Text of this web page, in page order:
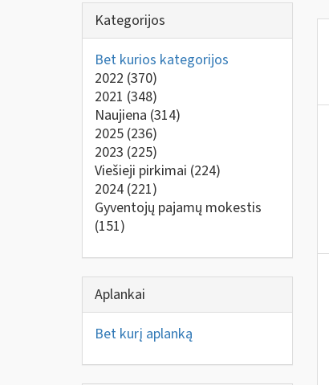
Kategorijos
Bet kurios kategorijos
2022 (370)
2021 (348)
Naujiena (314)
2025 (236)
2023 (225)
Viešieji pirkimai (224)
2024 (221)
Gyventojų pajamų mokestis
(151)
Aplankai
Bet kurį aplanką